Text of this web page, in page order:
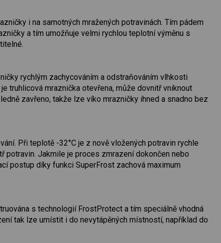
i na samotných mražených potravinách. Tím pádem
a tím umožňuje velmi rychlou teplotní výměnu s
rychlým zachycováním a odstraňováním vlhkosti
truhlicová mraznička otevřena, může dovnitř vniknout
zavřeno, takže lze víko mrazničky ihned a snadno bez
Při teplotě -32°C je z nově vložených potravin rychle
Jakmile je proces zmrazení dokončen nebo
postup díky funkci SuperFrost zachová maximum
s technologií FrostProtect a tím speciálně vhodná
tak lze umístit i do nevytápěných místností, například do